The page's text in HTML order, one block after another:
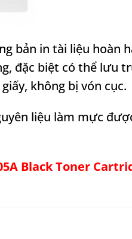
bản in tài liệu hoàn
đặc biệt có thể lưu
không bị vón cục.
liệu làm mực
Black Toner